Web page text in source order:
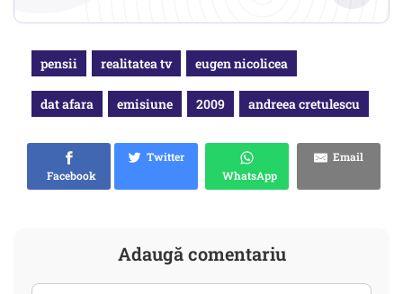
pensii realitatea tv eugen nicolicea
dat afara emisiune 2009 andreea cretulescu
Facebook
Twitter
WhatsApp
Email
Adaugă comentariu